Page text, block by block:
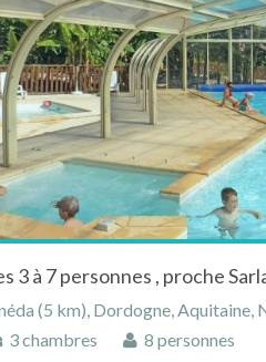
(5 km), Dordogne, Aquitaine,
3 chambres 8 personnes